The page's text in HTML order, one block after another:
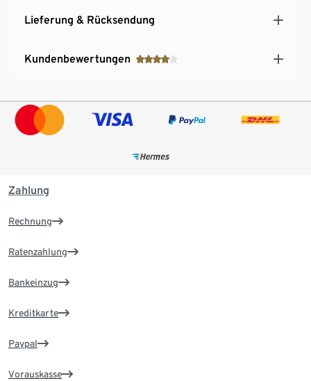
Lieferung & Rücksendung
Kundenbewertungen
Zahlung
Rechnung
Ratenzahlung
Bankeinzug
Kreditkarte
Paypal
Vorauskasse